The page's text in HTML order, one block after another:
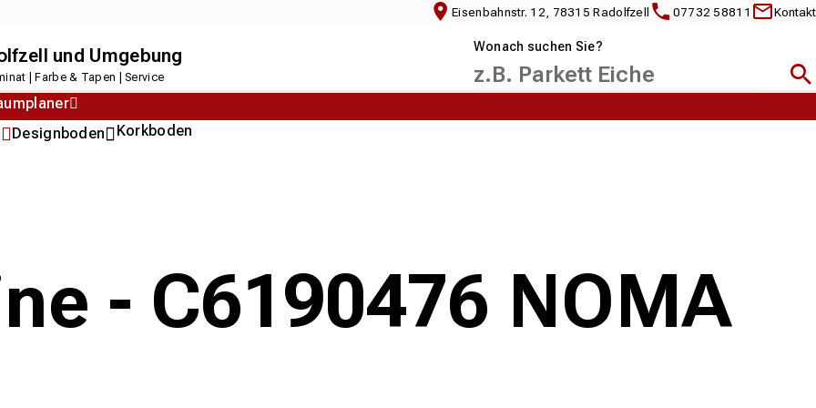
Eisenbahnstr. 12, 78315 Radolfzell 07732 58811 Kontakt
und Umgebung
| Farbe & Tapen | Service
Wonach suchen Sie?
Designboden Korkboden
- C6190476 NOMA